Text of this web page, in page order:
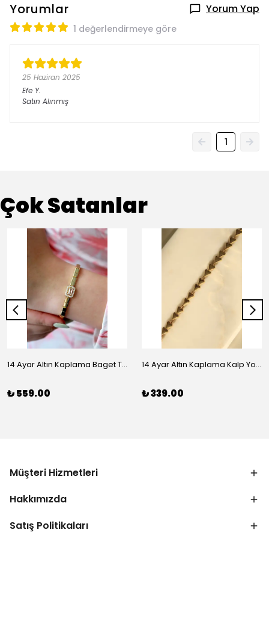
Yorumlar Yorum Yap
1 değerlendirmeye göre
25 Haziran 2025
Efe Y.
Satın Alınmış
1
Çok Satanlar
14 Ayar Altın Kaplama Baget Taşlı Vip Bileklik
₺ 559.00
14 Ayar Altın Kaplama Kalp Yolu Bileklik
₺ 339.00
Müşteri Hizmetleri
Hakkımızda
Satış Politikaları